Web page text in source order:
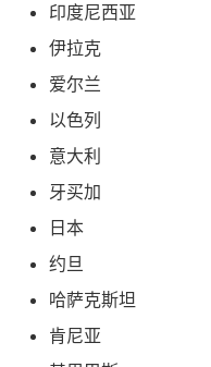
印度尼西亚
伊拉克
爱尔兰
以色列
意大利
牙买加
日本
约旦
哈萨克斯坦
肯尼亚